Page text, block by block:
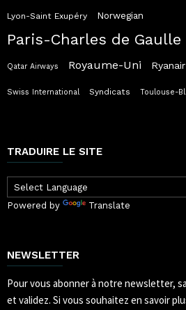
Lyon-Saint Exupéry Norwegian
Paris-Charles de Gaulle
Qatar Airways Royaume-Uni Ryanair
Swiss International Syndicats Toulouse-
TRADUIRE LE SITE
Powered by Translate
NEWSLETTER
Pour vous abonner à notre newsletter,
et validez. Si vous souhaitez en savoir